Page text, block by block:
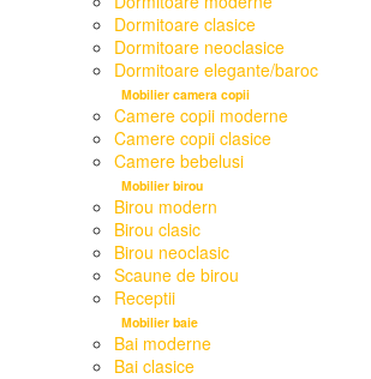
Dormitoare clasice
Dormitoare neoclasice
Dormitoare elegante/baroc
Mobilier camera copii
Camere copii moderne
Camere copii clasice
Camere bebelusi
Mobilier birou
Birou modern
Birou clasic
Birou neoclasic
Scaune de birou
Receptii
Mobilier baie
Bai moderne
Bai clasice